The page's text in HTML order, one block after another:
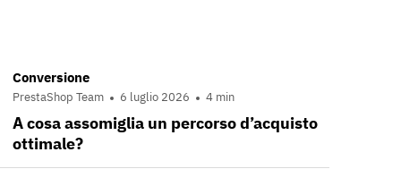
Conversione
PrestaShop Team 6 luglio 2026 4 min
A cosa assomiglia un percorso d’acquisto
ottimale?